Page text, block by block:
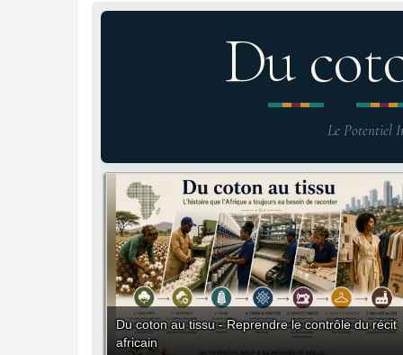
Du
Le Potentiel
Du coton au tissu - Reprendre le contrôle du récit
africain